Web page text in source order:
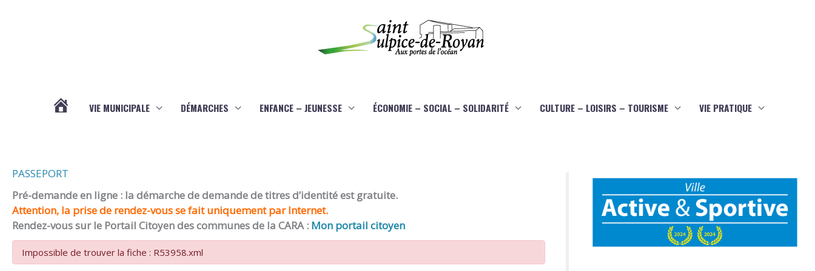
VIE MUNICIPALE DÉMARCHES ENFANCE – JEUNESSE ÉCONOMIE – SOCIAL – SOLIDARITÉ CULTURE – LOISIRS – TOURISME VIE PRATIQUE
PASSEPORT
Pré-demande en ligne : la démarche de demande de titres d’identité est gratuite.
Attention, la prise de rendez-vous se fait uniquement par Internet.
Rendez-vous sur le Portail Citoyen des communes de la CARA : Mon portail citoyen
Impossible de trouver la fiche : R53958.xml